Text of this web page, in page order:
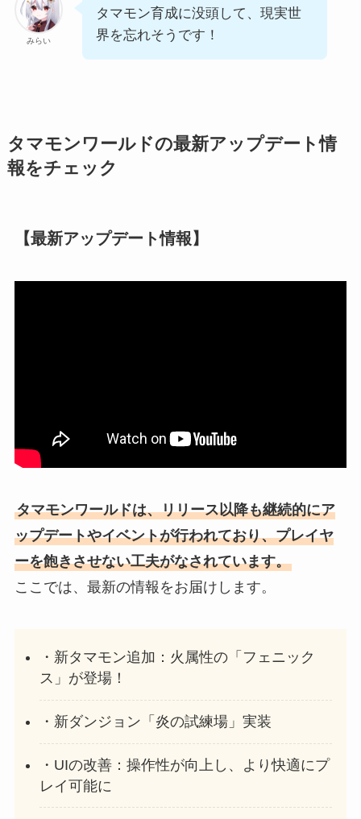
みらい
タマモン育成に没頭して、現実世
界を忘れそうです！
タマモンワールドの最新アップデート情
報をチェック
【最新アップデート情報】
タマモンワールドは、リリース以降も継続的にア
ップデートやイベントが行われており、プレイヤ
ーを飽きさせない工夫がなされています。
ここでは、最新の情報をお届けします。
・新タマモン追加：火属性の「フェニック
ス」が登場！
・新ダンジョン「炎の試練場」実装
・UIの改善：操作性が向上し、より快適にプ
レイ可能に